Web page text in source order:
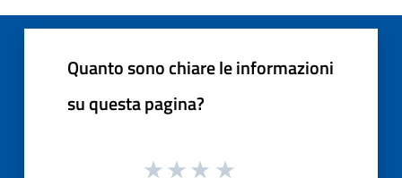
Quanto sono chiare le informazioni
su questa pagina?